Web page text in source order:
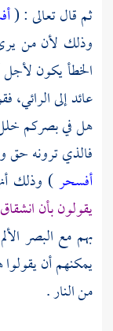
ثم قال تعالى : (
وذلك لأن من
الخطأ يكون لأجل
عائد إلى الرائي،
هل في بصركم خلل
فالذي ترونه حق
أفسحر) وذلك
يقولون بأن
بهم مع البصر
يمكنهم أن
من النار .